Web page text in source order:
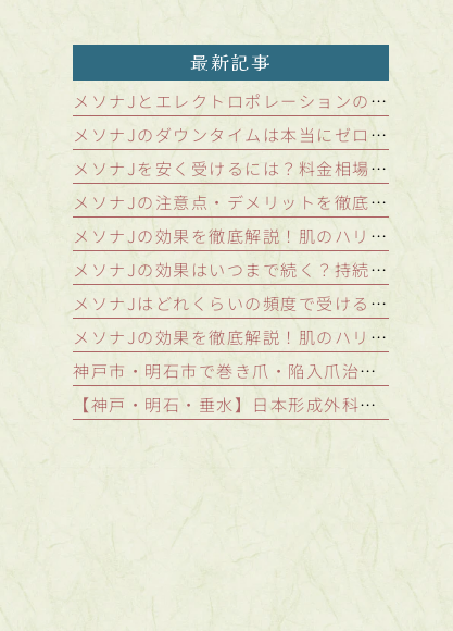
最新記事
メソナJとエレクトロポレーションの違いは何？浸透力が格段に高い「メソポレーション法」を解説
メソナJのダウンタイムは本当にゼロ？施術後の肌状態と注意点を徹底解説
メソナJを安く受けるには？料金相場とコスパの良いクリニックの選び方
メソナJの注意点・デメリットを徹底解説｜施術を受けられないケースと稀なリスク
メソナJの効果を徹底解説！肌のハリ・シミ・肝斑を改善する秘密の仕組み
メソナJの効果はいつまで続く？持続期間を延ばし美肌をキープする秘訣
メソナJはどれくらいの頻度で受けるべき？効果を持続させる理想の継続期間
メソナJの効果を徹底解説！肌のハリ・シミ・肝斑を改善する秘密の仕組み｜神戸・明石のつかもと形成外科
神戸市・明石市で巻き爪・陥入爪治療をお探しの方へ｜口コミが気になるあなたへ
【神戸・明石・垂水】日本形成外科学会認定専門医が解説！シミ取りレーザー治療の種類とあなたに最適な治療法とは